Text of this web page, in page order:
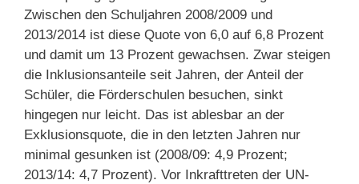
Zwischen den Schuljahren 2008/2009 und
2013/2014 ist diese Quote von 6,0 auf 6,8 Prozent
und damit um 13 Prozent gewachsen. Zwar steigen
die Inklusionsanteile seit Jahren, der Anteil der
Schüler, die Förderschulen besuchen, sinkt
hingegen nur leicht. Das ist ablesbar an der
Exklusionsquote, die in den letzten Jahren nur
minimal gesunken ist (2008/09: 4,9 Prozent;
2013/14: 4,7 Prozent). Vor Inkrafttreten der UN-